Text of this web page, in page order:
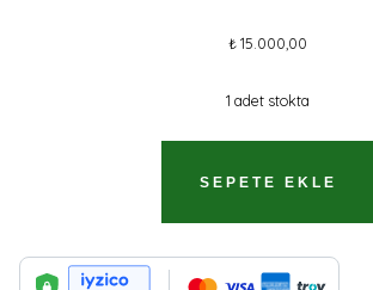
₺ 15.000,00
1 adet stokta
ADET
SEPETE EKLE